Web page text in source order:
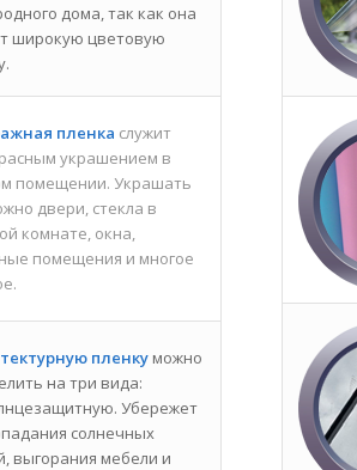
дома, так как она
широкую цветовую
пленка служит
украшением в
помещении. Украшать
двери, стекла в
комнате, окна,
помещения и многое
пленкуможно
на три вида:
Убережет
солнечных
выгорания мебели и